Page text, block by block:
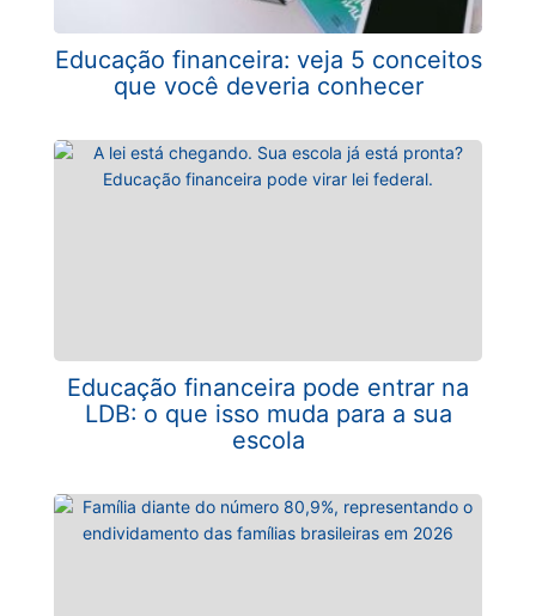
Educação financeira: veja 5 conceitos
que você deveria conhecer
Educação financeira pode entrar na
LDB: o que isso muda para a sua
escola